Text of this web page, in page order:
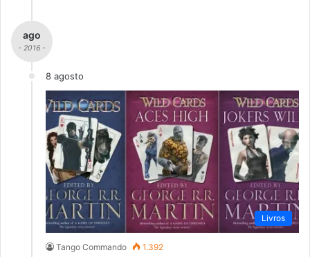
ago
- 2016 -
8 agosto
Livros
Tango Commando 1.392